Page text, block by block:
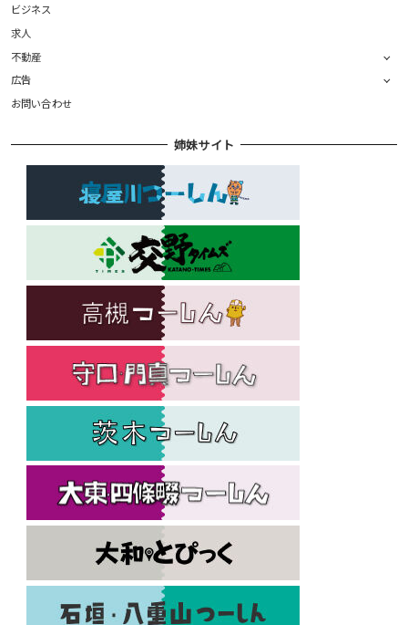
ビジネス
求人
不動産
広告
お問い合わせ
姉妹サイト